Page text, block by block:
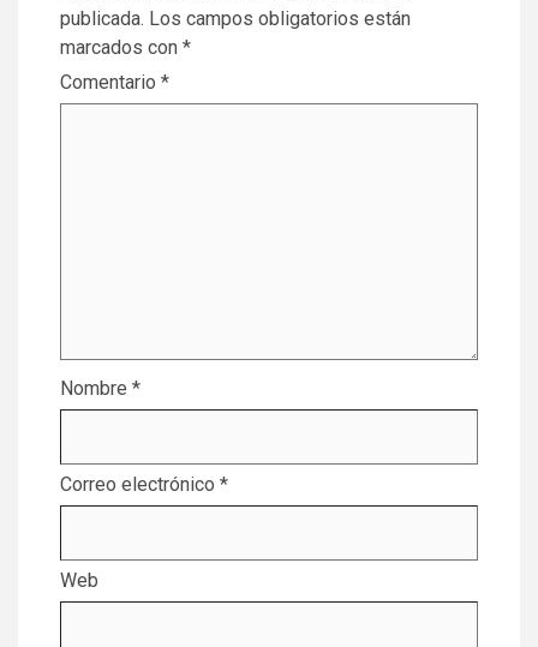
publicada. Los campos obligatorios están
marcados con *
Comentario *
Nombre *
Correo electrónico *
Web